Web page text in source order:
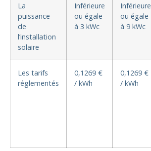
La
puissance
de
l’installation
solaire
Inférieure
ou égale
à 3 kWc
Inférieure
ou égale
à 9 kWc
Les tarifs
réglementés
0,1269 €
/ kWh
0,1269 €
/ kWh